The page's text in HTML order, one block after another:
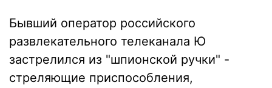
Бывший оператор российского
развлекательного телеканала Ю
застрелился из "шпионской ручки" -
стреляющие приспособления,